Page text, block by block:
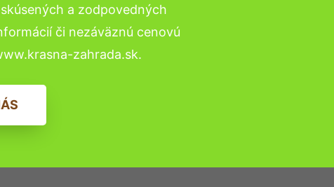
a zodpovedných
či nezáväznú cenovú
zahrada.sk.